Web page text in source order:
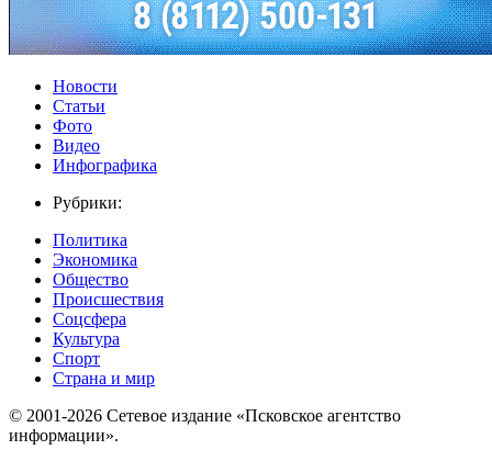
Новости
Статьи
Фото
Видео
Инфографика
Рубрики:
Политика
Экономика
Общество
Происшествия
Соцсфера
Культура
Спорт
Страна и мир
© 2001-2026 Сетевое издание «Псковское агентство
информации».